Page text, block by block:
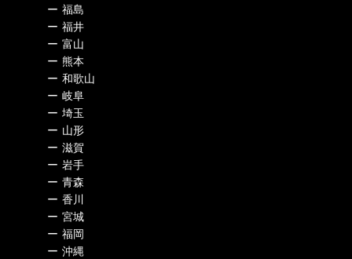
ー 福島
ー 福井
ー 富山
ー 熊本
ー 和歌山
ー 岐阜
ー 埼玉
ー 山形
ー 滋賀
ー 岩手
ー 青森
ー 香川
ー 宮城
ー 福岡
ー 沖縄